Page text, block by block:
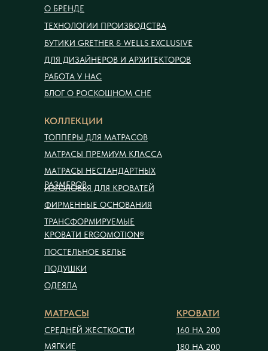
О БРЕНДЕ
ТЕХНОЛОГИИ ПРОИЗВОДСТВА
БУТИКИ GRETHER & WELLS EXCLUSIVE
ДЛЯ ДИЗАЙНЕРОВ И АРХИТЕКТОРОВ
РАБОТА У НАС
БЛОГ О РОСКОШНОМ СНЕ
МАТРАСЫ
СРЕДНЕЙ ЖЕСТКОСТИ
МЯГКИЕ
КРОВАТИ
160 НА 200
180 НА 200
КОЛЛЕКЦИИ
ТОППЕРЫ ДЛЯ МАТРАСОВ
МАТРАСЫ ПРЕМИУМ КЛАССА
МАТРАСЫ НЕСТАНДАРТНЫХ
РАЗМЕРОВ
ИЗГОЛОВЬЯ ДЛЯ КРОВАТЕЙ
ФИРМЕННЫЕ ОСНОВАНИЯ
ТРАНСФОРМИРУЕМЫЕ
КРОВАТИ ERGOMOTION®
ПОСТЕЛЬНОЕ БЕЛЬЕ
ПОДУШКИ
ОДЕЯЛА